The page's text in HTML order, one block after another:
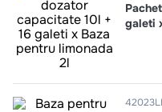
8 aripi
9. croissant
pizza
galeti